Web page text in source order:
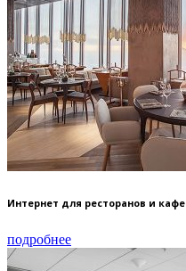
Интернет для ресторанов и кафе
подробнее